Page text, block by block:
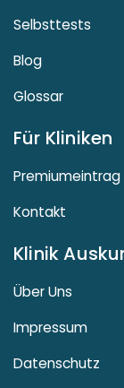
Selbsttests
Blog
Glossar
Für Kliniken
Premiumeintrag
Kontakt
Klinik
Über Uns
Impressum
Datenschutz